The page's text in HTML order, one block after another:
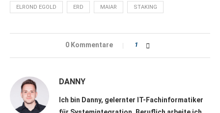
ELROND EGOLD ERD MAIAR STAKING
0 Kommentare 1
DANNY
Ich bin Danny, gelernter IT-Fachinformatiker